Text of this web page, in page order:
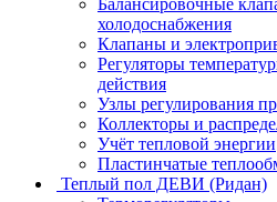
Балансировочные
холодоснабжения
Клапаны и
Регуляторы
действия
Узлы регулирования
Коллекторы и
Учёт тепловой энергии
Пластинчатые
Теплый пол ДЕВИ (Ридан)